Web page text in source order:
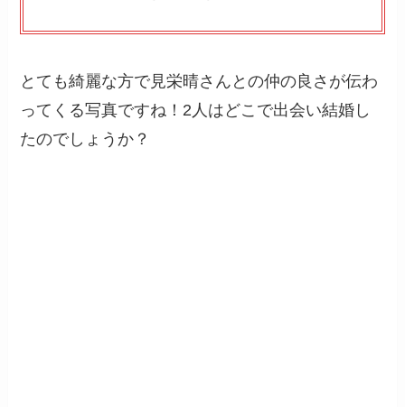
とても綺麗な方で見栄晴さんとの仲の良さが伝わ
ってくる写真ですね！2人はどこで出会い結婚し
たのでしょうか？